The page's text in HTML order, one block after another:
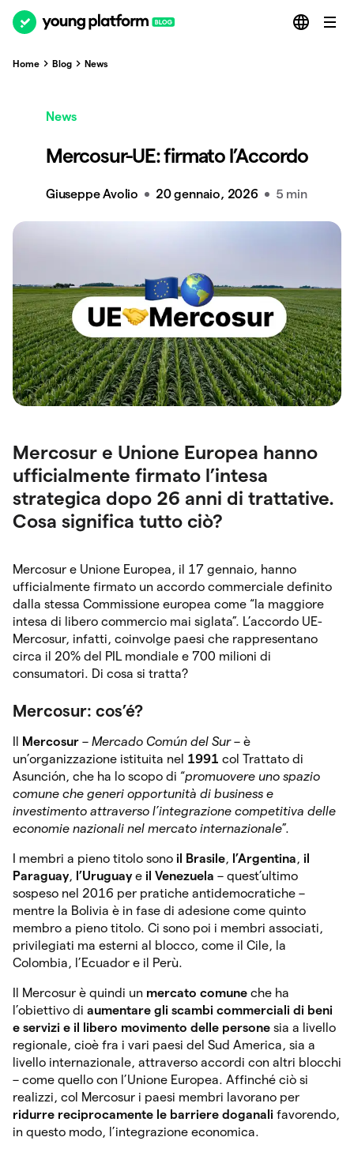
Home Blog News
News
Mercosur-UE: firmato l’Accordo
Giuseppe Avolio 20 gennaio, 2026 5 min
Mercosur e Unione Europea hanno
ufficialmente firmato l’intesa
strategica dopo 26 anni di trattative.
Cosa significa tutto ciò?
Mercosur e Unione Europea, il 17 gennaio, hanno
ufficialmente firmato un accordo commerciale definito
dalla stessa Commissione europea come “la maggiore
intesa di libero commercio mai siglata”. L’accordo UE-
Mercosur, infatti, coinvolge paesi che rappresentano
circa il 20% del PIL mondiale e 700 milioni di
consumatori. Di cosa si tratta?
Mercosur: cos’é?
Mercosur – Mercado Común del Sur– è
un’organizzazione istituita nel 1991 col Trattato di
Asunción, che ha lo scopo di “promuovere uno spazio
comune che generi opportunità di business e
investimento attraverso l’integrazione competitiva delle
economie nazionali nel mercato internazionale”.
I membri a pieno titolo sono il Brasile, l’Argentina, il
Paraguay, l’Uruguaye il Venezuela – quest’ultimo
sospeso nel 2016 per pratiche antidemocratiche –
mentre la Bolivia è in fase di adesione come quinto
membro a pieno titolo. Ci sono poi i membri associati,
privilegiati ma esterni al blocco, come il Cile, la
Colombia, l’Ecuador e il Perù.
Il Mercosur è quindi un mercato comune che ha
l’obiettivo di aumentare gli scambi commerciali di beni
e servizi e il libero movimento delle persone sia a livello
regionale, cioè fra i vari paesi del Sud America, sia a
livello internazionale, attraverso accordi con altri blocchi
– come quello con l’Unione Europea. Affinché ciò si
realizzi, col Mercosur i paesi membri lavorano per
ridurre reciprocamente le barriere doganali favorendo,
in questo modo, l’integrazione economica.